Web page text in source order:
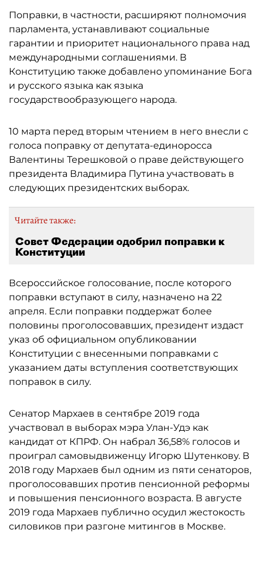
Поправки, в частности, расширяют полномочия
парламента, устанавливают социальные
гарантии и приоритет национального права над
международными соглашениями. В
Конституцию также добавлено упоминание Бога
и русского языка как языка
государствообразующего народа.
10 марта перед вторым чтением в него внесли с
голоса поправку от депутата-единоросса
Валентины Терешковой о праве действующего
президента Владимира Путина участвовать в
следующих президентских выборах.
Читайте также:
Совет Федерации одобрил поправки к
Конституции
Всероссийское голосование, после которого
поправки вступают в силу, назначено на 22
апреля. Если поправки поддержат более
половины проголосовавших, президент издаст
указ об официальном опубликовании
Конституции с внесенными поправками с
указанием даты вступления соответствующих
поправок в силу.
Сенатор Мархаев в сентябре 2019 года
участвовал в выборах мэра Улан-Удэ как
кандидат от КПРФ. Он набрал 36,58% голосов и
проиграл самовыдвиженцу Игорю Шутенкову. В
2018 году Мархаев был одним из пяти сенаторов,
проголосовавших против пенсионной реформы
и повышения пенсионного возраста. В августе
2019 года Мархаев публично осудил жестокость
силовиков при разгоне митингов в Москве.